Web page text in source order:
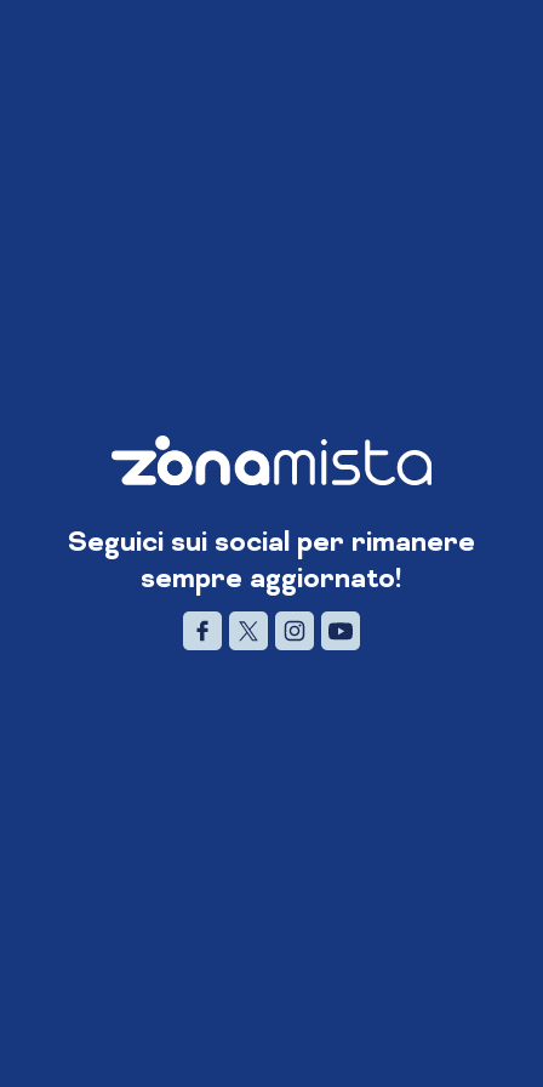
Seguici sui social per rimanere
sempre aggiornato!